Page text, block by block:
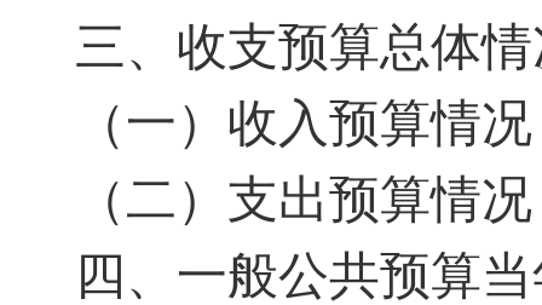
三、收支预算总体
（一）收入预算情况
（二）支出预算情况
四、一般公共预算